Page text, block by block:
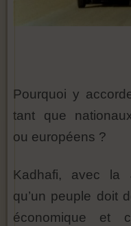
Pourquoi y
tant que
ou européens ?
Kadhafi, avec la
qu’un peuple doit
économique et